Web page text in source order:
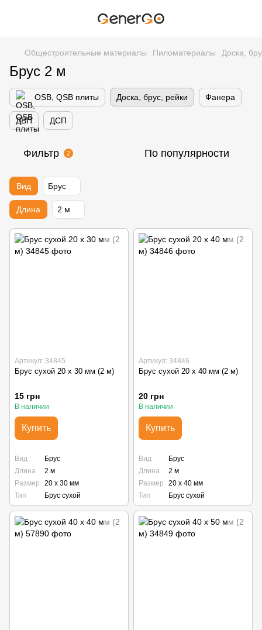
Общестроительные материалы Пиломатериалы Доска,
Брус 2 м
OSB, QSB плиты Доска, брус, рейки Фанера
ДВП ДСП
Фильтр 2 По популярности
Вид Брус
Длина 2 м
Артикул: 34845
Брус сухой 20 х 30 мм (2 м)
15 грн
В наличии
Купить
Вид
Брус
Длина
2 м
Размер
20 х 30 мм
Тип
Брус сухой
Артикул: 34846
Брус сухой 20 х 40 мм (2 м)
20 грн
В наличии
Купить
Вид
Брус
Длина
2 м
Размер
20 х 40 мм
Тип
Брус сухой